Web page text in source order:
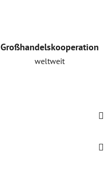
Großhandelskooperation
weltweit